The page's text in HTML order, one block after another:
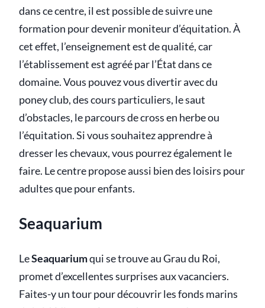
dans ce centre, il est possible de suivre une
formation pour devenir moniteur d’équitation. À
cet effet, l’enseignement est de qualité, car
l’établissement est agréé par l’État dans ce
domaine. Vous pouvez vous divertir avec du
poney club, des cours particuliers, le saut
d’obstacles, le parcours de cross en herbe ou
l’équitation. Si vous souhaitez apprendre à
dresser les chevaux, vous pourrez également le
faire. Le centre propose aussi bien des loisirs pour
adultes que pour enfants.
Seaquarium
LeSeaquariumqui se trouve au Grau du Roi,
promet d’excellentes surprises aux vacanciers.
Faites-y un tour pour découvrir les fonds marins